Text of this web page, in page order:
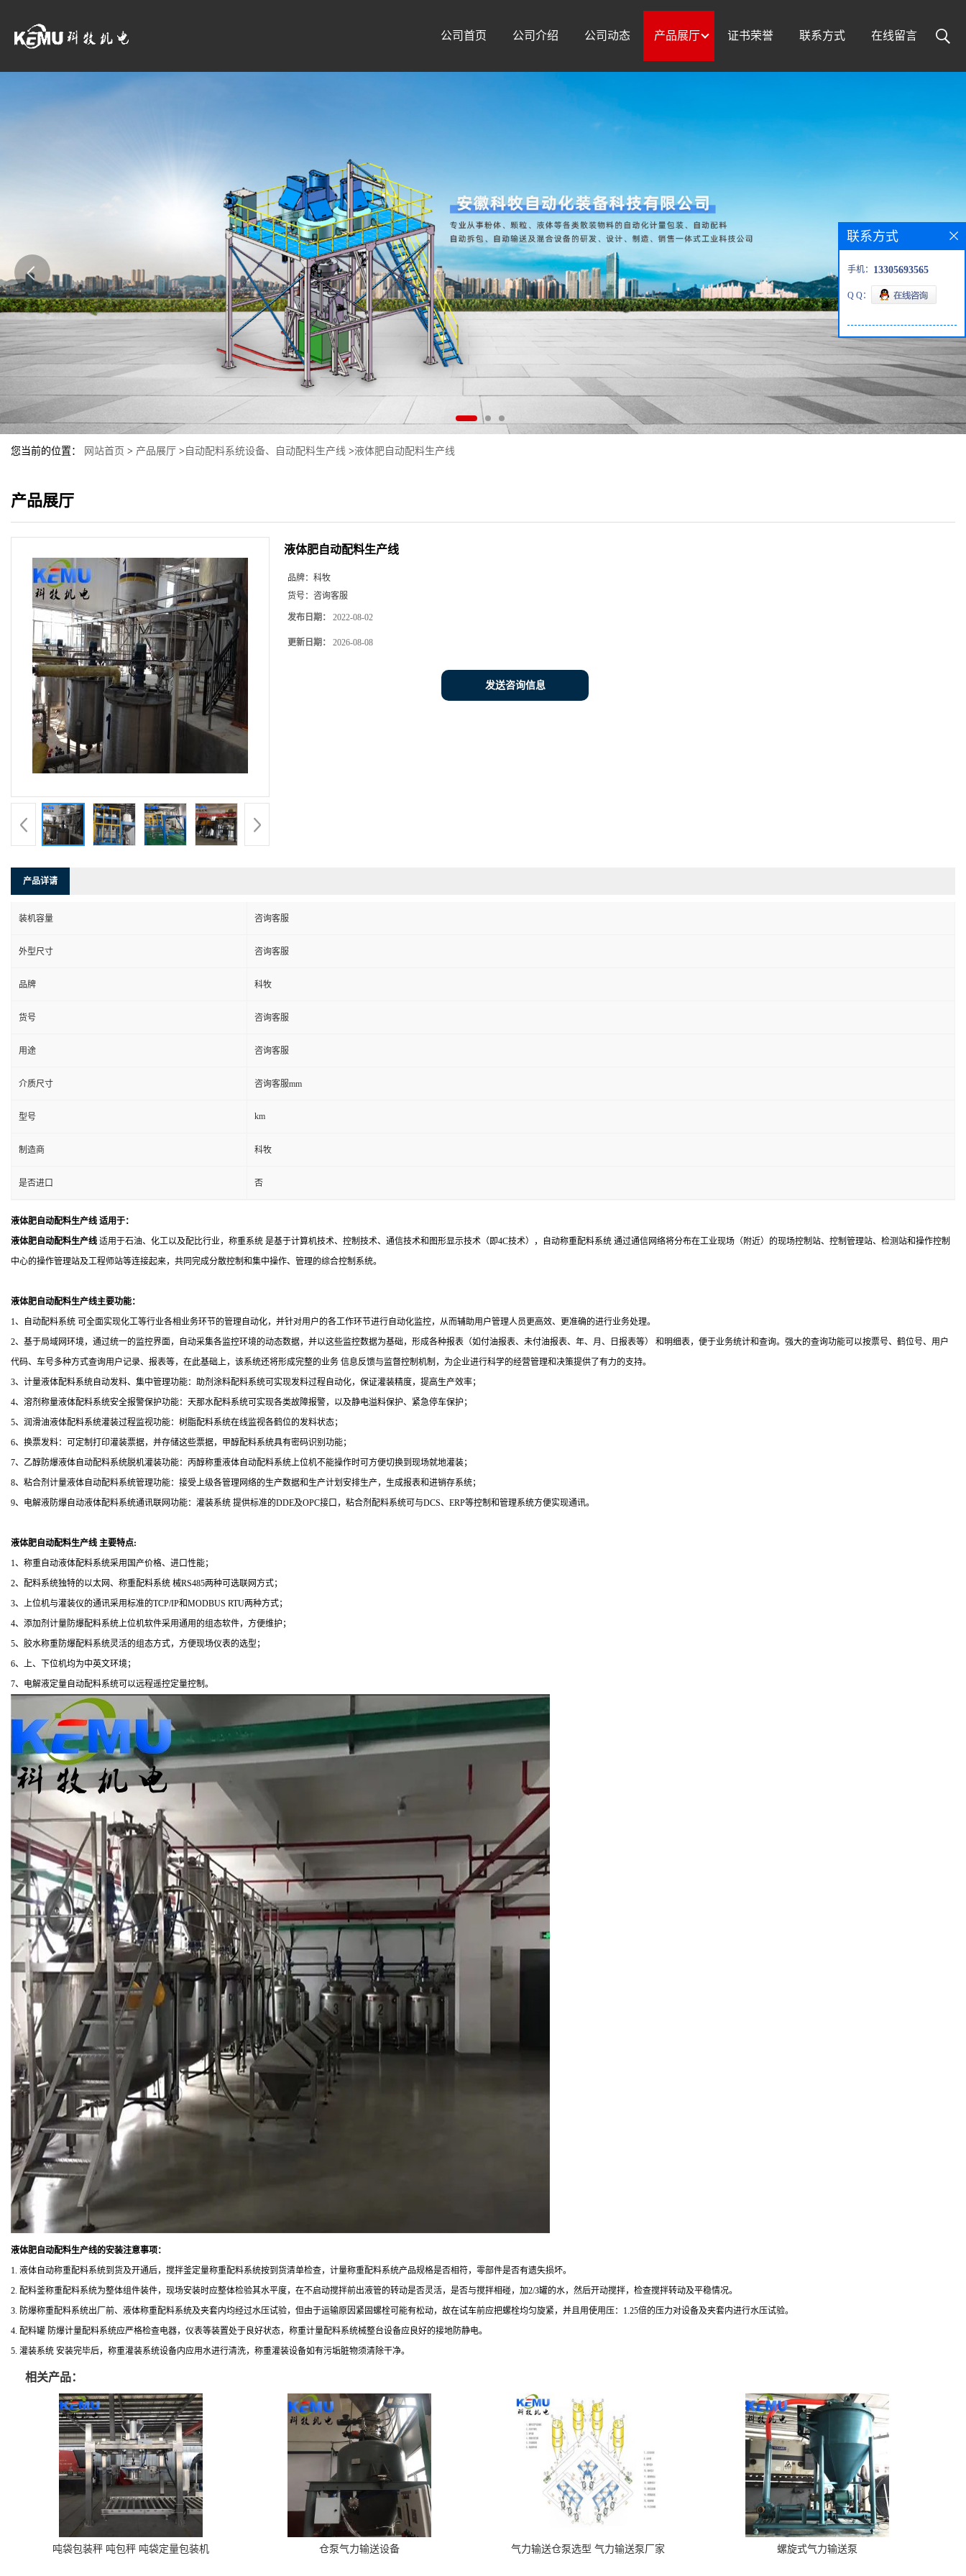
公司首页 公司介绍 公司动态 产品展厅 证书荣誉 联系方式 在线留言
您当前的位置： 网站首页 > 产品展厅 > 自动配料系统设备、自动配料生产线 >液体肥自动配料生产线
产品展厅
液体肥自动配料生产线
品牌： 科牧
货号： 咨询客服
发布日期： 2022-08-02
更新日期： 2026-08-08
发送咨询信息
产品详请
装机容量 咨询客服
外型尺寸 咨询客服
品牌 科牧
货号 咨询客服
用途 咨询客服
介质尺寸 咨询客服mm
型号 km
制造商 科牧
是否进口 否
液体肥自动配料生产线 适用于：
液体肥自动配料生产线 适用于石油、化工以及配比行业， 称重系统 是基于计算机技术、控制技术、通信技术和图形显示技术（即4C技术），自动称重配料系统 通过通信网络将分布在工业现场（附近）的现场控制站、控制管理站、检测站和操作控制
中心的操作管理站及工程师站等连接起来，共同完成分散控制和集中操作、管理的综合控制系统。
液体肥自动配料生产线主要功能：
1、自动配料系统 可全面实现化工等行业各相业务环节的管理自动化，并针对用户的各工作环节进行自动化监控，从而辅助用户管理人员更高效、更准确的进行业务处理。
2、基于局域网环境，通过统一的监控界面，自动采集各监控环境的动态数据，并以这些监控数据为基础，形成各种报表（如付油报表、未付油报表、年、月、日报表等） 和明细表，便于业务统计和查询。强大的查询功能可以按票号、鹤位号、用户
代码、车号多种方式查询用户记录、报表等，在此基础上，该系统还将形成完整的业务 信息反馈与监督控制机制，为企业进行科学的经营管理和决策提供了有力的支持。
3、计量液体配料系统自动发料、集中管理功能：助剂涂料配料系统可实现发料过程自动化，保证灌装精度，提高生产效率；
4、溶剂称量液体配料系统安全报警保护功能：天那水配料系统可实现各类故障报警，以及静电溢料保护、紧急停车保护；
5、润滑油液体配料系统灌装过程监视功能：树脂配料系统在线监视各鹤位的发料状态；
6、换票发料：可定制打印灌装票据，并存储这些票据，甲醇配料系统具有密码识别功能；
7、乙醇防爆液体自动配料系统脱机灌装功能：丙醇称重液体自动配料系统上位机不能操作时可方便切换到现场就地灌装；
8、粘合剂计量液体自动配料系统管理功能：接受上级各管理网络的生产数据和生产计划安排生产，生成报表和进销存系统；
9、电解液防爆自动液体配料系统通讯联网功能： 灌装系统 提供标准的DDE及OPC接口，粘合剂配料系统可与DCS、 ERP等控制和管理系统方便实现通讯。
液体肥自动配料生产线 主要特点:
1、称重自动液体配料系统采用国产价格、进口性能；
2、配料系统独特的以太网、 称重配料系统 械RS485两种可选联网方式；
3、上位机与灌装仪的通讯采用标准的TCP/IP和MODBUS RTU两种方式；
4、添加剂计量防爆配料系统上位机软件采用通用的组态软件，方便维护；
5、胶水称重防爆配料系统灵活的组态方式，方便现场仪表的选型；
6、上、下位机均为中英文环境；
7、电解液定量自动配料系统可以远程遥控定量控制。
液体肥自动配料生产线的安装注意事项：
1. 液体自动称重配料系统到货及开通后，搅拌釜定量称重配料系统按到货清单检查，计量称重配料系统产品规格是否相符，零部件是否有遗失损坏。
2. 配料釜称重配料系统为整体组件装件，现场安装时应整体检验其水平度，在不启动搅拌前出液管的转动是否灵活，是否与搅拌相碰，加2/3罐的水，然后开动搅拌，检查搅拌转动及平稳情况。
3. 防爆称重配料系统出厂前、液体称重配料系统及夹套内均经过水压试验，但由于运输原因紧固螺栓可能有松动，故在试车前应把螺栓均匀旋紧，并且用使用压： 1.25倍的压力对设备及夹套内进行水压试验。
4. 配料罐 防爆计量配料系统应严格检查电器，仪表等装置处于良好状态，称重计量配料系统械整台设备应良好的接地防静电。
5. 灌装系统 安装完毕后，称重灌装系统设备内应用水进行清洗，称重灌装设备如有污垢脏物须清除干净。
相关产品：
吨袋包装秤 吨包秤 吨袋定量包装机 仓泵气力输送设备 气力输送仓泵选型 气力输送泵厂家 螺旋式气力输送泵
联系方式
手机： 13305693565
Q Q：